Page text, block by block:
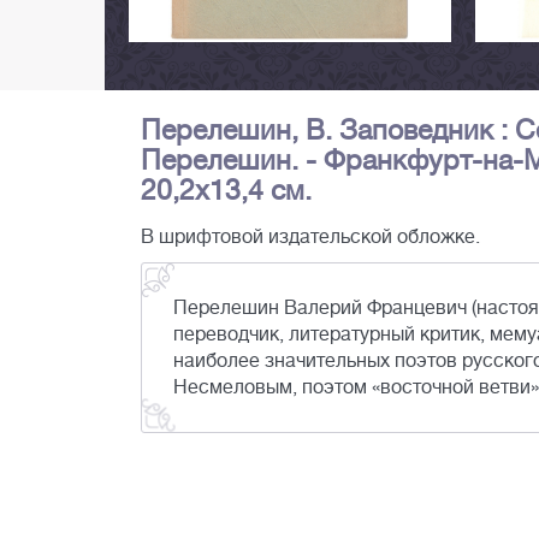
Перелешин, В. Заповедник :
Перелешин. - Франкфурт-на-
20,2х13,4 см.
В шрифтовой издательской обложке.
Перелешин Валерий Францевич
переводчик, литературный критик,
наиболее значительных поэтов
Несмеловым, поэтом «восточной